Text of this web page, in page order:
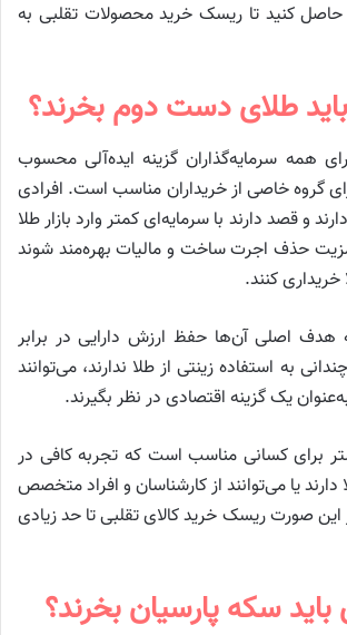
حاصل کنید تا ریسک خرید محصولات تقلبی به
طلای دست دوم بخرند؟
همه سرمایه‌گذاران گزینه ایده‌آلی محسوب
گروه خاصی از خریداران مناسب است. افرادی
و قصد دارند با سرمایه‌ای کمتر وارد بازار طلا
مزیت حذف اجرت ساخت و مالیات بهره‌مند شوند
کنند.
هدف اصلی آن‌ها حفظ ارزش دارایی در برابر
به استفاده زینتی از طلا ندارند، می‌توانند
یک گزینه اقتصادی در نظر بگیرند.
برای کسانی مناسب است که تجربه کافی در
یا می‌توانند از کارشناسان و افراد متخصص
این صورت ریسک خرید کالای تقلبی تا حد زیادی
باید سکه پارسیان بخرند؟